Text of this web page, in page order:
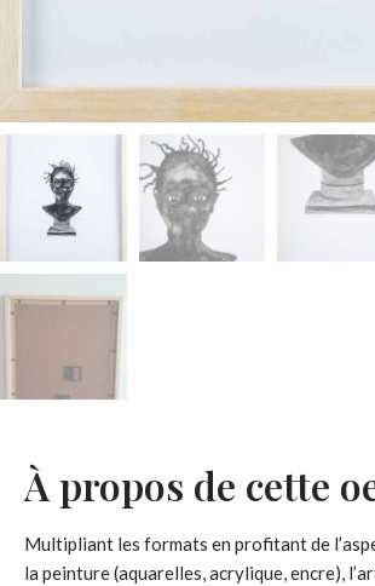
À propos de cette
Multipliant les formats en profitant de
la peinture (aquarelles, acrylique, encre),